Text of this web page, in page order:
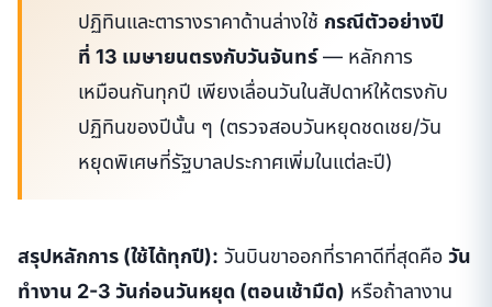
ปฏิทินและตารางราคาด้านล่างใช้ กรณีตัวอย่างปี
ที่ 13 เมษายนตรงกับวันจันทร์— หลักการ
เหมือนกันทุกปี เพียงเลื่อนวันในสัปดาห์ให้ตรงกับ
ปฏิทินของปีนั้น ๆ (ตรวจสอบวันหยุดชดเชย/วัน
หยุดพิเศษที่รัฐบาลประกาศเพิ่มในแต่ละปี)
สรุปหลักการ (ใช้ได้ทุกปี): วันบินขาออกที่ราคาดีที่สุดคือ วัน
ทำงาน 2-3 วันก่อนวันหยุด (ตอนเช้ามืด) หรือถ้าลางาน